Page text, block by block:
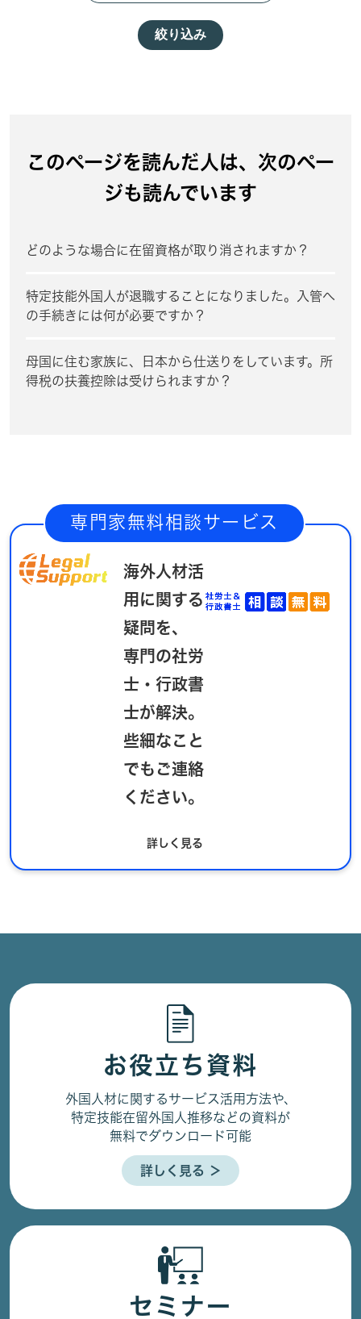
絞り込み
このページを読んだ人は、次のペー
ジも読んでいます
どのような場合に在留資格が取り消されますか？
特定技能外国人が退職することになりました。入管へ
の手続きには何が必要ですか？
母国に住む家族に、日本から仕送りをしています。所
得税の扶養控除は受けられますか？
専門家無料相談サービス
海外人材活
用に関する
疑問を、
専門の社労
士・行政書
士が解決。
些細なこと
でもご連絡
ください。
詳しく見る
お役立ち資料
外国人材に関するサービス活用方法や、
特定技能在留外国人推移などの資料が
無料でダウンロード可能
詳しく見る ＞
セミナー